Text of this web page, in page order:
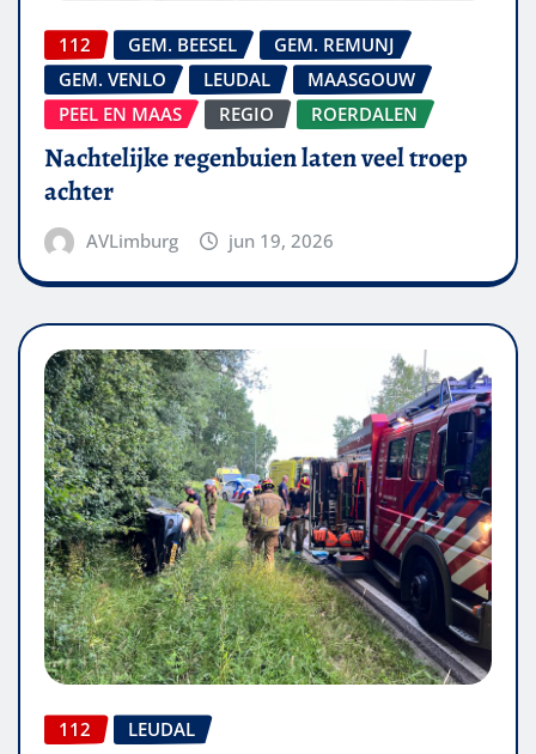
112 GEM. BEESEL
GEM. REMUNJ
GEM. VENLO
LEUDAL
MAASGOUW
PEEL EN MAAS
REGIO ROERDALEN
Nachtelijke regenbuien laten veel troep
achter
AVLimburg jun 19, 2026
112 LEUDAL